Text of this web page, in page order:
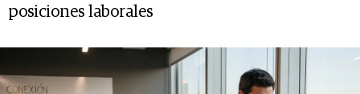
posiciones laborales